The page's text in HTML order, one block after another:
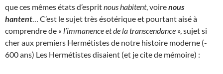
que ces mêmes états d’espritnous habitent, voirenous
hantent … C’est le sujet très ésotérique et pourtant aisé à
comprendre de « l’immanence et de la transcendance », sujet si
cher aux premiers Hermétistes de notre histoire moderne (-
600 ans) Les Hermétistes disaient (et je cite de mémoire) :